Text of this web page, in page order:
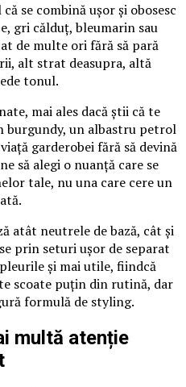
se combină ușor și obosesc
gri călduț, bleumarin sau
de multe ori fără să pară
alt strat deasupra, altă
tonul.
mai ales dacă știi că te
burgundy, un albastru petrol
garderobei fără să devină
să alegi o nuanță care se
tale, nu una care cere un
atât neutrele de bază, cât și
prin seturi ușor de separat
și mai utile, fiindcă
scoate puțin din rutină, dar
formulă de styling.
multă atenție